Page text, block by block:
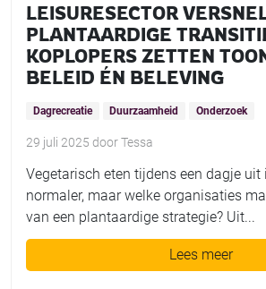
LEISURESECTOR
PLANTAARDIGE
KOPLOPERS ZETTEN
BELEID ÉN BELEVING
Dagrecreatie Duurzaamheid Onderzoek
29 juli 2025 doorTessa
Vegetarisch eten tijdens een dagje uit
normaler, maar welke organisaties
van een plantaardige strategie? Uit...
Lees meer